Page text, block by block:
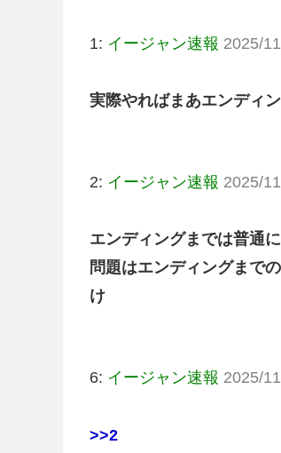
1: イージャン速報 2025/
実際やればまあエンディ
2: イージャン速報 2025/
エンディングまでは普通
問題はエンディングまで
け
6: イージャン速報 2025/
>>2